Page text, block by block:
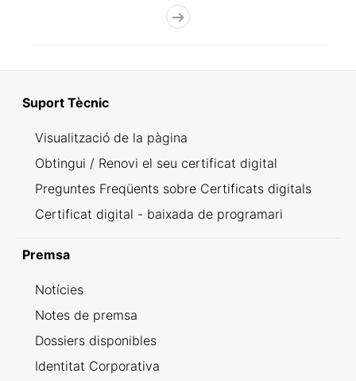
Suport Tècnic
Visualització de la pàgina
Obtingui / Renovi el seu certificat digital
Preguntes Freqüents sobre Certificats digitals
Certificat digital - baixada de programari
Premsa
Notícies
Notes de premsa
Dossiers disponibles
Identitat Corporativa